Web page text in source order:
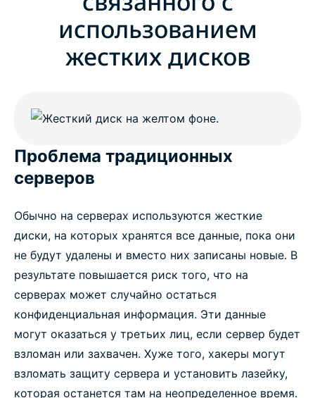
использованием
жестких дисков
Проблема традиционных
серверов
Обычно на серверах используются жесткие
диски, на которых хранятся все данные, пока они
не будут удалены и вместо них записаны новые. В
результате повышается риск того, что на
серверах может случайно остаться
конфиденциальная информация. Эти данные
могут оказаться у третьих лиц, если сервер будет
взломан или захвачен. Хуже того, хакеры могут
взломать защиту сервера и установить лазейку,
которая останется там на неопределенное время.